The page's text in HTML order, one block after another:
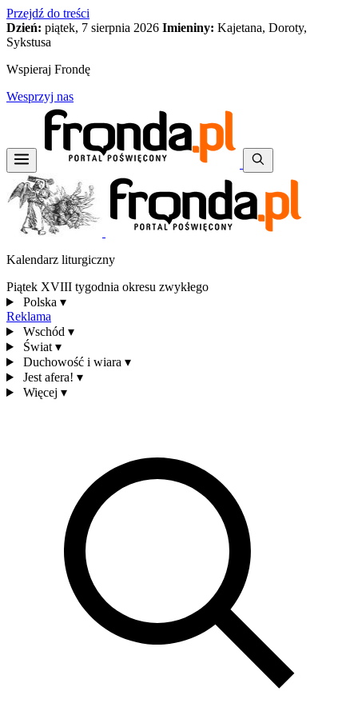
Przejdź do treści
Dzień: piątek, 7 sierpnia 2026 Imieniny: Kajetana, Doroty,
Sykstusa
Wspieraj Frondę
Wesprzyj nas
Kalendarz liturgiczny
Piątek XVIII tygodnia okresu zwykłego
Polska ▾
Reklama
Wschód ▾
Świat ▾
Duchowość i wiara ▾
Jest afera! ▾
Więcej ▾